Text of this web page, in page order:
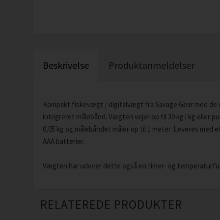
Beskrivelse Produktanmeldelser
Kompakt fiskevægt / digitalvægt fra Savage Gear med
integreret målebånd. Vægten vejer op til 30 kg i kg eller
0,05 kg og målebåndet måler op til 1 meter. Leveres med
AAA batterier.
Vægten har udover dette også en timer- og
RELATEREDE PRODUKTER